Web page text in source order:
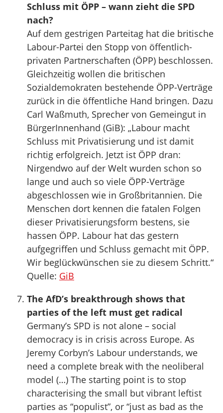
Schluss mit ÖPP – wann zieht die SPD
nach?
Auf dem gestrigen Parteitag hat die britische
Labour-Partei den Stopp von öffentlich-
privaten Partnerschaften (ÖPP) beschlossen.
Gleichzeitig wollen die britischen
Sozialdemokraten bestehende ÖPP-Verträge
zurück in die öffentliche Hand bringen. Dazu
Carl Waßmuth, Sprecher von Gemeingut in
BürgerInnenhand (GiB): „Labour macht
Schluss mit Privatisierung und ist damit
richtig erfolgreich. Jetzt ist ÖPP dran:
Nirgendwo auf der Welt wurden schon so
lange und auch so viele ÖPP-Verträge
abgeschlossen wie in Großbritannien. Die
Menschen dort kennen die fatalen Folgen
dieser Privatisierungsform bestens, sie
hassen ÖPP. Labour hat das gestern
aufgegriffen und Schluss gemacht mit ÖPP.
Wir beglückwünschen sie zu diesem Schritt.“
Quelle: GiB
The AfD’s breakthrough shows that
parties of the left must get radical
Germany’s SPD is not alone – social
democracy is in crisis across Europe. As
Jeremy Corbyn’s Labour understands, we
need a complete break with the neoliberal
model (…) The starting point is to stop
characterising the small but vibrant leftist
parties as “populist”, or “just as bad as the